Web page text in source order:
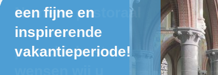
Namens pastoraal
team en
parochiebestuur
een fijne en
inspirerende
vakantieperiode!